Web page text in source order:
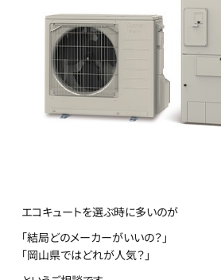
エコキュートを選ぶ時に多いのが
「結局どのメーカーがいいの？」
「岡山県ではどれが人気？」